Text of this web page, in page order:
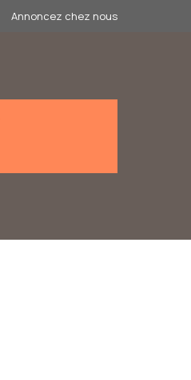
Annoncez chez nous